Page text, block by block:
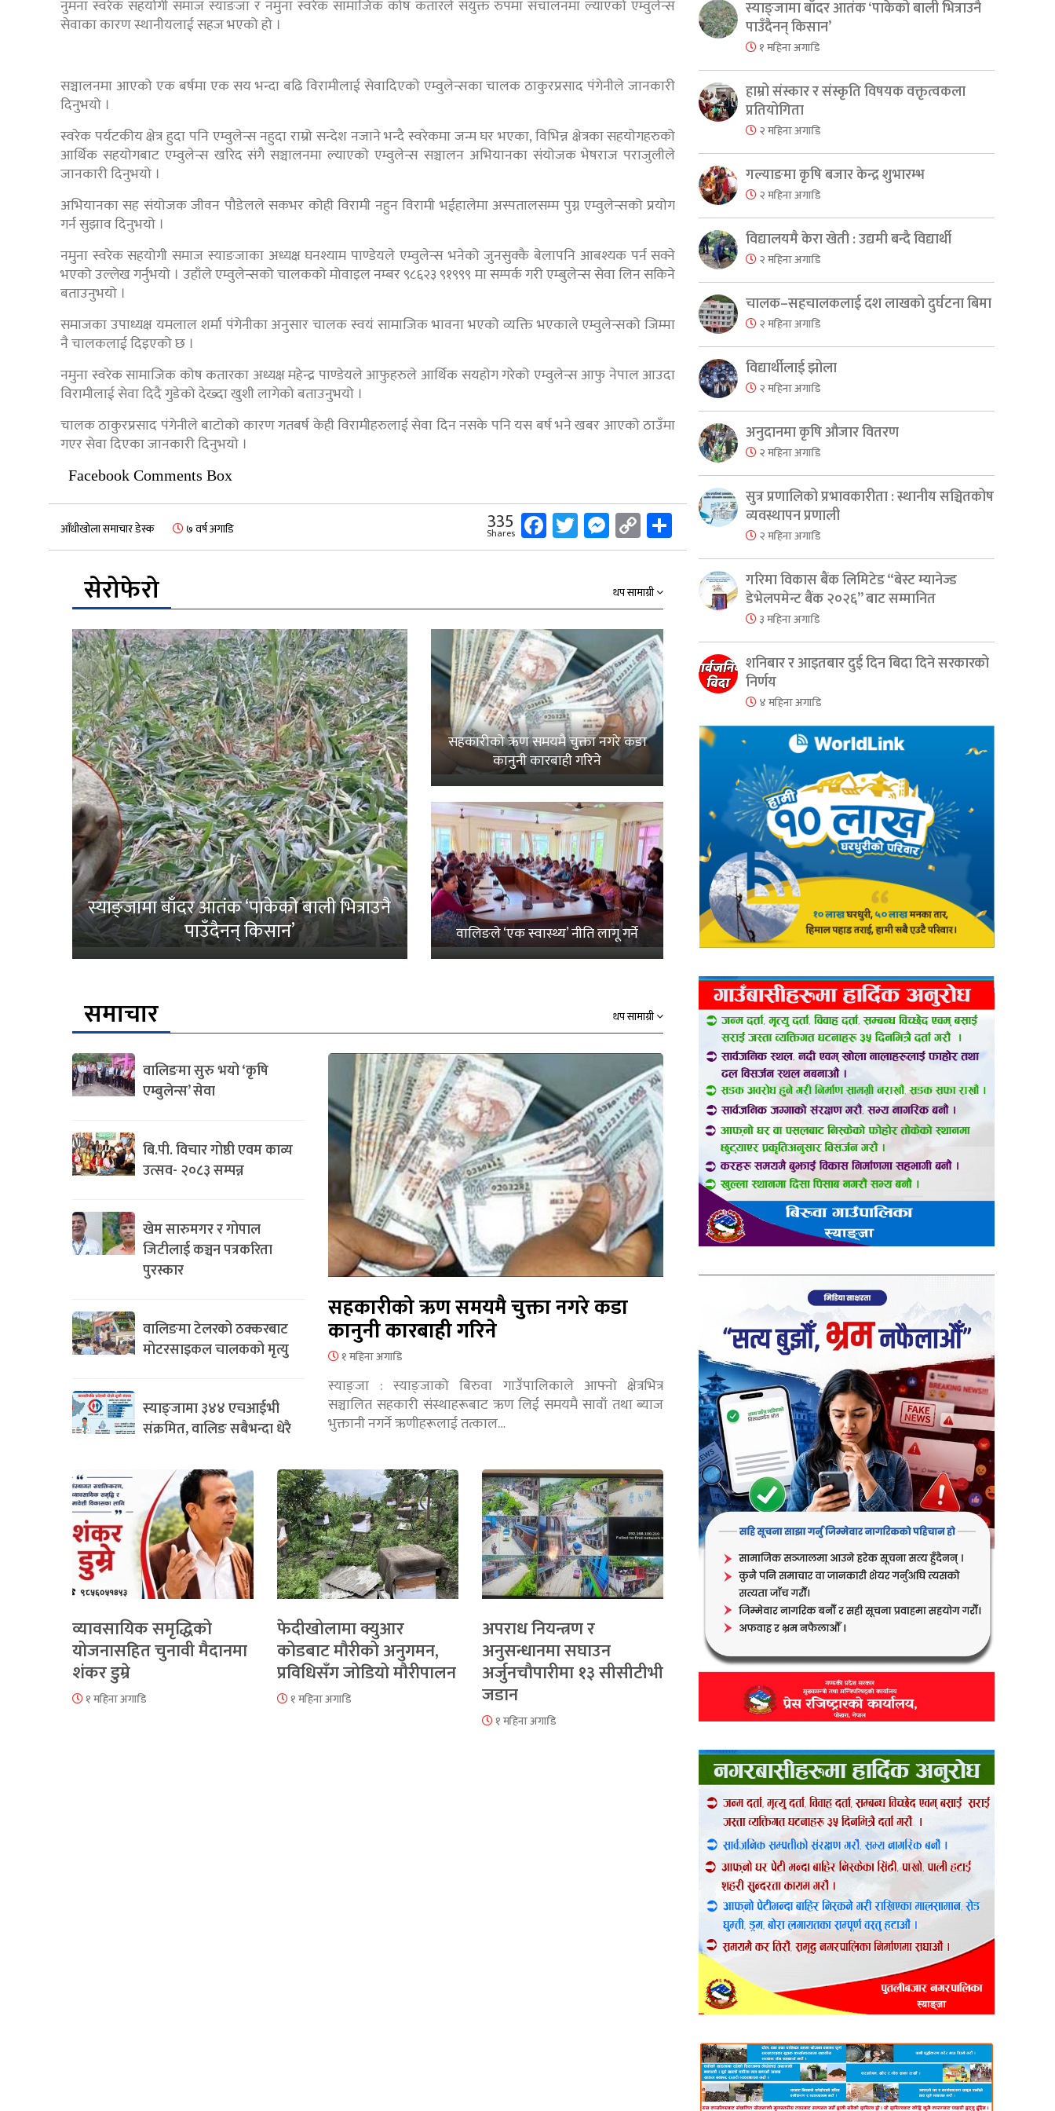
नुमना स्वरेक सहयोगी समाज स्याङजा र नमुना स्वरेक सामाजिक कोष कतारले संयुक्त रुपमा संचालनमा ल्याएको एम्वुलेन्स
सेवाका कारण स्थानीयलाई सहज भएको हो ।
सञ्चालनमा आएको एक बर्षमा एक सय भन्दा बढि विरामीलाई सेवादिएको एम्वुलेन्सका चालक ठाकुरप्रसाद पंगेनीले जानकारी
दिनुभयो ।
स्वरेक पर्यटकीय क्षेत्र हुदा पनि एम्वुलेन्स नहुदा राम्रो सन्देश नजाने भन्दै स्वरेकमा जन्म घर भएका, विभिन्न क्षेत्रका सहयोगहरुको
आर्थिक सहयोगबाट एम्वुलेन्स खरिद संगै सञ्चालनमा ल्याएको एम्वुलेन्स सञ्चालन अभियानका संयोजक भेषराज पराजुलीले
जानकारी दिनुभयो ।
अभियानका सह संयोजक जीवन पौडेलले सकभर कोही विरामी नहुन विरामी भईहालेमा अस्पतालसम्म पुग्न एम्वुलेन्सको प्रयोग
गर्न सुझाव दिनुभयो ।
नमुना स्वरेक सहयोगी समाज स्याङजाका अध्यक्ष घनश्याम पाण्डेयले एम्वुलेन्स भनेको जुनसुक्कै बेलापनि आबश्यक पर्न सक्ने
भएको उल्लेख गर्नुभयो । उहाँले एम्वुलेन्सको चालकको मोवाइल नम्बर ९८६२३ ९१९९९ मा सम्पर्क गरी एम्बुलेन्स सेवा लिन सकिने
बताउनुभयो ।
समाजका उपाध्यक्ष यमलाल शर्मा पंगेनीका अनुसार चालक स्वयं सामाजिक भावना भएको व्यक्ति भएकाले एम्वुलेन्सको जिम्मा
नै चालकलाई दिइएको छ ।
नमुना स्वरेक सामाजिक कोष कतारका अध्यक्ष महेन्द्र पाण्डेयले आफुहरुले आर्थिक सयहोग गरेको एम्वुलेन्स आफु नेपाल आउदा
विरामीलाई सेवा दिदै गुडेको देख्दा खुशी लागेको बताउनुभयो ।
चालक ठाकुरप्रसाद पंगेनीले बाटोको कारण गतबर्ष केही विरामीहरुलाई सेवा दिन नसके पनि यस बर्ष भने खबर आएको ठाउँमा
गएर सेवा दिएका जानकारी दिनुभयो ।
Facebook Comments Box
आँधीखोला समाचार डेस्क ७ वर्ष अगाडि 335
Shares Facebook
Twitter
Messenger
Copy
Link
Share
सेरोफेरो
थप सामाग्री
स्याङ्जामा बाँदर आतंक ‘पाकेको बाली भित्राउनै
पाउँदैनन् किसान’
सहकारीको ऋण समयमै चुक्ता नगरे कडा
कानुनी कारबाही गरिने
वालिङले ‘एक स्वास्थ्य’ नीति लागू गर्ने
समाचार थप सामाग्री
वालिङमा सुरु भयो ‘कृषि
एम्बुलेन्स’ सेवा
बि.पी. विचार गोष्ठी एवम काव्य
उत्सव- २०८३ सम्पन्न
खेम सारुमगर र गोपाल
जिटीलाई कञ्चन पत्रकरिता
पुरस्कार
वालिङमा टेलरको ठक्करबाट
मोटरसाइकल चालकको मृत्यु
स्याङ्जामा ३४४ एचआईभी
संक्रमित, वालिङ सबैभन्दा धेरै
सहकारीको ऋण समयमै चुक्ता नगरे कडा
कानुनी कारबाही गरिने
१ महिना अगाडि
स्याङ्जा : स्याङ्जाको बिरुवा गाउँपालिकाले आफ्नो क्षेत्रभित्र
सञ्चालित सहकारी संस्थाहरूबाट ऋण लिई समयमै सावाँ तथा ब्याज
भुक्तानी नगर्ने ऋणीहरूलाई तत्काल…
व्यावसायिक समृद्धिको
योजनासहित चुनावी मैदानमा
शंकर डुम्रे
१ महिना अगाडि
फेदीखोलामा क्युआर
कोडबाट मौरीको अनुगमन,
प्रविधिसँग जोडियो मौरीपालन
१ महिना अगाडि
अपराध नियन्त्रण र
अनुसन्धानमा सघाउन
अर्जुनचौपारीमा १३ सीसीटीभी
जडान
१ महिना अगाडि
स्याङ्जामा बाँदर आतंक ‘पाकेको बाली भित्राउनै
पाउँदैनन् किसान’
१ महिना अगाडि
हाम्रो संस्कार र संस्कृति विषयक वक्तृत्वकला
प्रतियोगिता
२ महिना अगाडि
गल्याङमा कृषि बजार केन्द्र शुभारम्भ
२ महिना अगाडि
विद्यालयमै केरा खेती : उद्यमी बन्दै विद्यार्थी
२ महिना अगाडि
चालक–सहचालकलाई दश लाखको दुर्घटना बिमा
२ महिना अगाडि
विद्यार्थीलाई झोला
२ महिना अगाडि
अनुदानमा कृषि औजार वितरण
२ महिना अगाडि
सुत्र प्रणालिको प्रभावकारीता : स्थानीय सञ्चितकोष
व्यवस्थापन प्रणाली
२ महिना अगाडि
गरिमा विकास बैंक लिमिटेड “बेस्ट म्यानेज्ड
डेभेलपमेन्ट बैंक २०२६” बाट सम्मानित
३ महिना अगाडि
शनिबार र आइतबार दुई दिन बिदा दिने सरकारको
निर्णय
४ महिना अगाडि